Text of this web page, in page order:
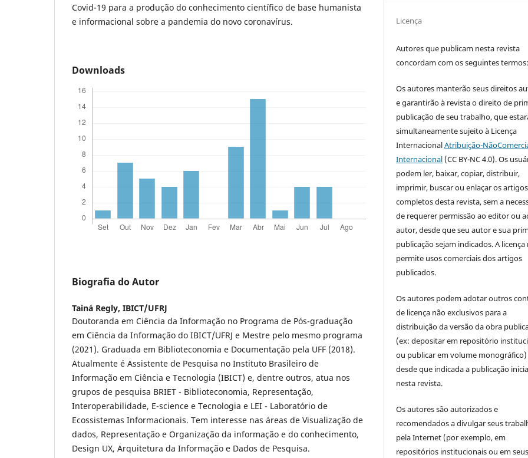
Covid-19 para a produção do conhecimento científico de base humanista
e informacional sobre a pandemia do novo coronavírus.
Downloads
Biografia do Autor
Tainá Regly, IBICT/UFRJ
Doutoranda em Ciência da Informação no Programa de Pós-graduação
em Ciência da Informação do IBICT/UFRJ e Mestre pelo mesmo programa
(2021). Graduada em Biblioteconomia e Documentação pela UFF (2018).
Atualmente é Assistente de Pesquisa no Instituto Brasileiro de
Informação em Ciência e Tecnologia (IBICT) e, dentre outros, atua nos
grupos de pesquisa BRIET - Biblioteconomia, Representação,
Interoperabilidade, E-science e Tecnologia e LEI - Laboratório de
Ecossistemas Informacionais. Tem interesse nas áreas de Visualização de
dados, Representação e Organização da informação e do conhecimento,
Design UX, Arquitetura da Informação e Dados de Pesquisa.
Licença
Autores que publicam nesta revista
concordam com os seguintes termos:
Os autores manterão seus direitos
e garantirão à revista o direito de
publicação de seu trabalho, que
simultaneamente sujeito à Licença
InternacionalAtribuição-
Internacional (CC BY-NC 4.0). Os
podem ler, baixar, copiar, distribuir,
imprimir, buscar ou enlaçar os artigos
completos desta revista, sem a
de requerer permissão ao editor ou
autor, desde que seu autor e sua
publicação sejam indicados. A licença
permite usos comerciais dos artigos
publicados.
Os autores podem adotar outros
de licença não exclusivos para a
distribuição da versão da obra
(ex: depositar em repositório
ou publicar em volume monográfico)
desde que indicada a publicação
nesta revista.
Os autores são autorizados e
recomendados a divulgar seus
pela Internet (por exemplo, em
repositórios institucionais ou em seus